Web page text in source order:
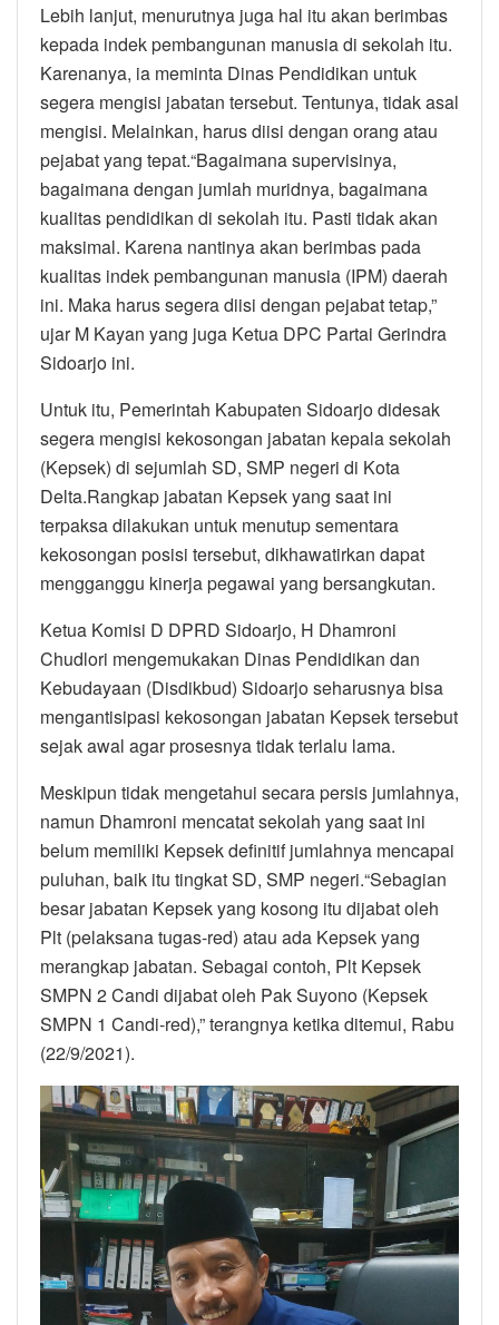
Lebih lanjut, menurutnya juga hal itu akan berimbas
kepada indek pembangunan manusia di sekolah itu.
Karenanya, ia meminta Dinas Pendidikan untuk
segera mengisi jabatan tersebut. Tentunya, tidak asal
mengisi. Melainkan, harus diisi dengan orang atau
pejabat yang tepat.“Bagaimana supervisinya,
bagaimana dengan jumlah muridnya, bagaimana
kualitas pendidikan di sekolah itu. Pasti tidak akan
maksimal. Karena nantinya akan berimbas pada
kualitas indek pembangunan manusia (IPM) daerah
ini. Maka harus segera diisi dengan pejabat tetap,”
ujar M Kayan yang juga Ketua DPC Partai Gerindra
Sidoarjo ini.
Untuk itu, Pemerintah Kabupaten Sidoarjo didesak
segera mengisi kekosongan jabatan kepala sekolah
(Kepsek) di sejumlah SD, SMP negeri di Kota
Delta.Rangkap jabatan Kepsek yang saat ini
terpaksa dilakukan untuk menutup sementara
kekosongan posisi tersebut, dikhawatirkan dapat
mengganggu kinerja pegawai yang bersangkutan.
Ketua Komisi D DPRD Sidoarjo, H Dhamroni
Chudlori mengemukakan Dinas Pendidikan dan
Kebudayaan (Disdikbud) Sidoarjo seharusnya bisa
mengantisipasi kekosongan jabatan Kepsek tersebut
sejak awal agar prosesnya tidak terlalu lama.
Meskipun tidak mengetahui secara persis jumlahnya,
namun Dhamroni mencatat sekolah yang saat ini
belum memiliki Kepsek definitif jumlahnya mencapai
puluhan, baik itu tingkat SD, SMP negeri.“Sebagian
besar jabatan Kepsek yang kosong itu dijabat oleh
Plt (pelaksana tugas-red) atau ada Kepsek yang
merangkap jabatan. Sebagai contoh, Plt Kepsek
SMPN 2 Candi dijabat oleh Pak Suyono (Kepsek
SMPN 1 Candi-red),” terangnya ketika ditemui, Rabu
(22/9/2021).